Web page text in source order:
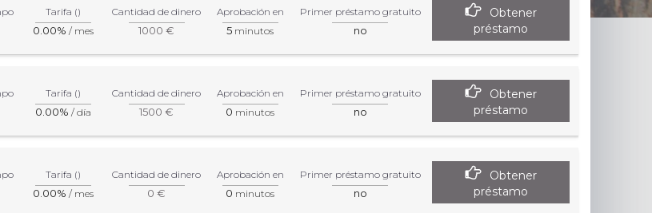
Tarifa ()
0.00% / mes
Cantidad de dinero
1000 €
Aprobación en
5 minutos
Primer préstamo gratuito
no
Obtener
préstamo
Tarifa ()
0.00% / día
Cantidad de dinero
1500 €
Aprobación en
0 minutos
Primer préstamo gratuito
no
Obtener
préstamo
Tarifa ()
0.00% / mes
Cantidad de dinero
0 €
Aprobación en
0 minutos
Primer préstamo gratuito
no
Obtener
préstamo